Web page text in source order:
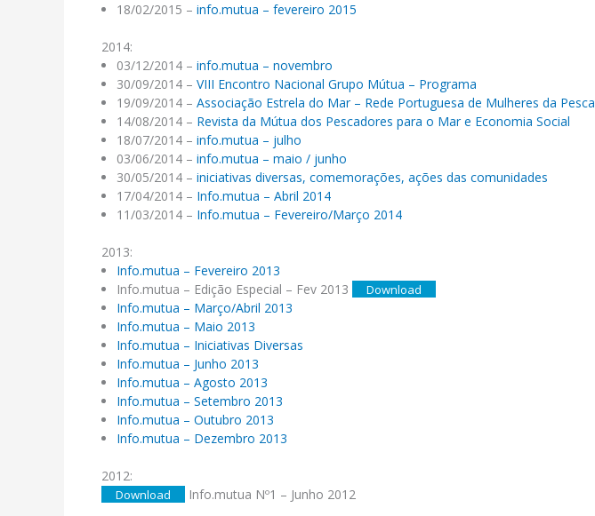
18/02/2015 – info.mutua – fevereiro 2015
2014:
03/12/2014 – info.mutua – novembro
30/09/2014 – VIII Encontro Nacional Grupo Mútua – Programa
19/09/2014 – Associação Estrela do Mar – Rede Portuguesa de Mulheres da Pesca
14/08/2014 – Revista da Mútua dos Pescadores para o Mar e Economia Social
18/07/2014 – info.mutua – julho
03/06/2014 – info.mutua – maio / junho
30/05/2014 – iniciativas diversas, comemorações, ações das comunidades
17/04/2014 – Info.mutua – Abril 2014
11/03/2014 – Info.mutua – Fevereiro/Março 2014
2013:
Info.mutua – Fevereiro 2013
Info.mutua – Edição Especial – Fev 2013
Download
Info.mutua – Março/Abril 2013
Info.mutua – Maio 2013
Info.mutua – Iniciativas Diversas
Info.mutua – Junho 2013
Info.mutua – Agosto 2013
Info.mutua – Setembro 2013
Info.mutua – Outubro 2013
Info.mutua – Dezembro 2013
2012:
Download Info.mutua Nº1 – Junho 2012